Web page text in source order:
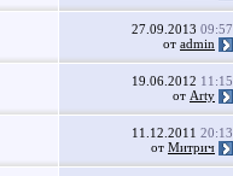
27.09.2013 09:57
от admin
19.06.2012 11:15
от Arty
11.12.2011 20:13
от Митрич